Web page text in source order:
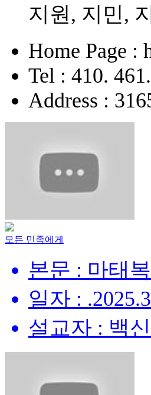
지원, 지민,
Home Page :
Tel : 410.
Address :
모든 민족에게
본문 : 마태
일자 :
설교자 : 백